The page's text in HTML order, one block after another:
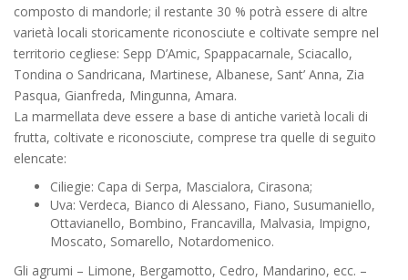
composto di mandorle; il restante 30 % potrà essere di altre
varietà locali storicamente riconosciute e coltivate sempre nel
territorio cegliese: Sepp D’Amic, Spappacarnale, Sciacallo,
Tondina o Sandricana, Martinese, Albanese, Sant’ Anna, Zia
Pasqua, Gianfreda, Mingunna, Amara.
La marmellata deve essere a base di antiche varietà locali di
frutta, coltivate e riconosciute, comprese tra quelle di seguito
elencate:
Ciliegie: Capa di Serpa, Mascialora, Cirasona;
Uva: Verdeca, Bianco di Alessano, Fiano, Susumaniello,
Ottavianello, Bombino, Francavilla, Malvasia, Impigno,
Moscato, Somarello, Notardomenico.
Gli agrumi – Limone, Bergamotto, Cedro, Mandarino, ecc. –